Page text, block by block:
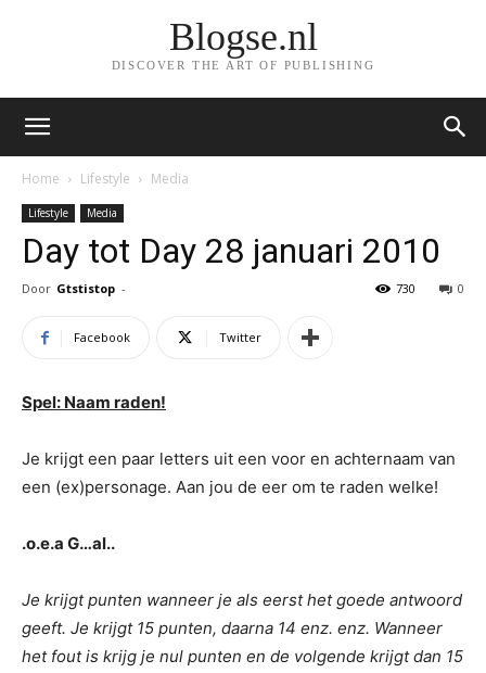
Blogse.nl
DISCOVER THE ART OF PUBLISHING
Home Lifestyle Media
Lifestyle Media
Day tot Day 28 januari 2010
Door Gtstistop - 0
730
Facebook Twitter
Spel: Naam raden!
Je krijgt een paar letters uit een voor en achternaam van
een (ex)personage. Aan jou de eer om te raden welke!
.o.e.a G…al..
Je krijgt punten wanneer je als eerst het goede antwoord
geeft. Je krijgt 15 punten, daarna 14 enz. enz. Wanneer
het fout is krijg je nul punten en de volgende krijgt dan 15